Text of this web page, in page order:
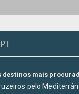
destinos mais
pelo